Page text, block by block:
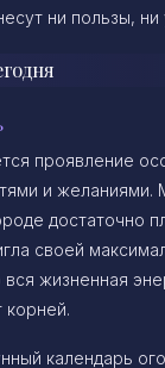
ни пользы, ни
проявление
и желаниями.
достаточно
своей
жизненная
корней.
календарь